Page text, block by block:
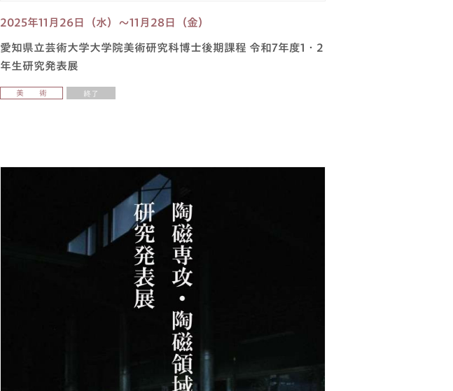
2025年11月26日（水）～11月28日（金）
愛知県立芸術大学大学院美術研究科博士後期課程 令和7年度1・2
年生研究発表展
美 術 終了